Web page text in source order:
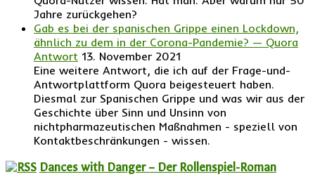
Jahre zurückgehen?
Gab es bei der spanischen Grippe einen Lockdown,
ähnlich zu dem in der Corona-Pandemie? — Quora
Antwort 13. November 2021
Eine weitere Antwort, die ich auf der Frage-und-
Antwortplattform Quora beigesteuert haben.
Diesmal zur Spanischen Grippe und was wir aus der
Geschichte über Sinn und Unsinn von
nichtpharmazeutischen Maßnahmen - speziell von
Kontaktbeschränkungen - wissen.
Dances with Danger – Der Rollenspiel-Roman